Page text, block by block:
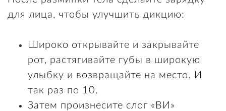
для лица, чтобы улучшить дикцию:
Широко открывайте и закрывайте
рот, растягивайте губы в широкую
улыбку и возвращайте на место. И
так раз по 10.
Затем произнесите слог «ВИ»